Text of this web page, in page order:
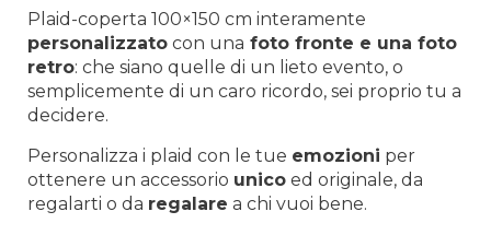
originale
era:
57,13 €.
attuale
è:
39,99 €.
Plaid-coperta 100×150 cm interamente
personalizzato con una foto fronte e una foto
retro: che siano quelle di un lieto evento, o
semplicemente di un caro ricordo, sei proprio tu a
decidere.
Personalizza i plaid con le tue emozioni per
ottenere un accessorio unico ed originale, da
regalarti o da regalare a chi vuoi bene.